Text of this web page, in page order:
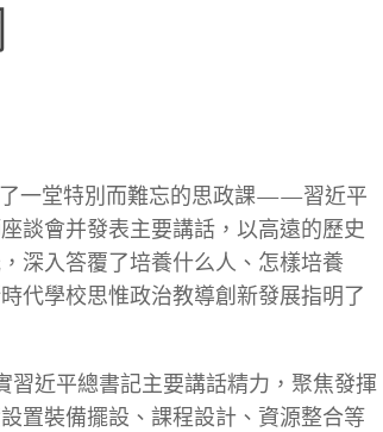
一堂特別而難忘的思政課——習近平
談會并發表主要講話，以高遠的歷史
深入答覆了培養什么人、怎樣培養
代學校思惟政治教導創新發展指明了
習近平總書記主要講話精力，聚焦發揮
置裝備擺設、課程設計、資源整合等